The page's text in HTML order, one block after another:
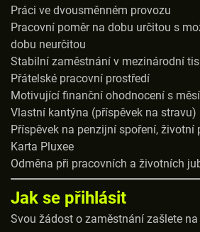
Práci ve dvousměnném provozu
Pracovní poměr na dobu určitou s
dobu neurčitou
Stabilní zaměstnání v mezinárodní
Přátelské pracovní prostředí
Motivující finanční ohodnocení s
Vlastní kantýna (příspěvek na stravu)
Příspěvek na penzijní spoření, životní
Karta Pluxee
Odměna při pracovních a životních
Jak se přihlásit
Svou žádost o zaměstnání zašlete na